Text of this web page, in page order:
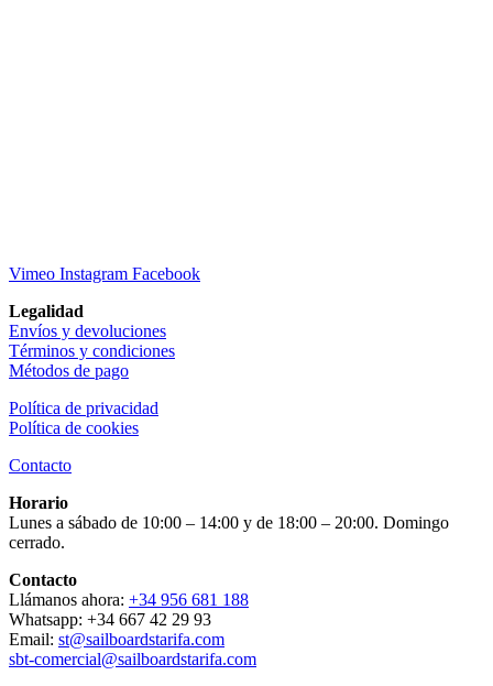
Vimeo Instagram Facebook
Legalidad
Envíos y devoluciones
Términos y condiciones
Métodos de pago
Política de privacidad
Política de cookies
Contacto
Horario
Lunes a sábado de 10:00 – 14:00 y de 18:00 – 20:00. Domingo
cerrado.
Contacto
Llámanos ahora: +34 956 681 188
Whatsapp: +34 667 42 29 93
Email: st@sailboardstarifa.com
sbt-comercial@sailboardstarifa.com